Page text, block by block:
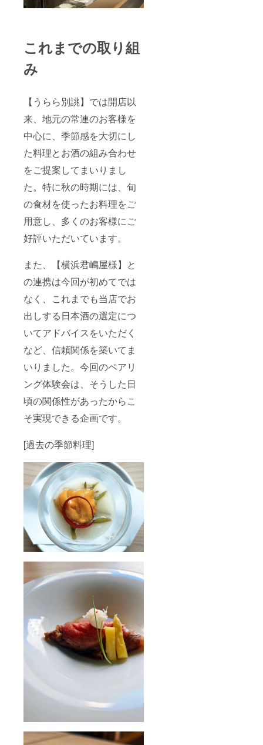
これまでの取り組
み
【うらら別誂】では開店以
来、地元の常連のお客様を
中心に、季節感を大切にし
た料理とお酒の組み合わせ
をご提案してまいりまし
た。特に秋の時期には、旬
の食材を使ったお料理をご
用意し、多くのお客様にご
好評いただいています。
また、【横浜君嶋屋様】と
の連携は今回が初めてでは
なく、これまでも当店でお
出しする日本酒の選定につ
いてアドバイスをいただく
など、信頼関係を築いてま
いりました。今回のペアリ
ング体験会は、そうした日
頃の関係性があったからこ
そ実現できる企画です。
[過去の季節料理]